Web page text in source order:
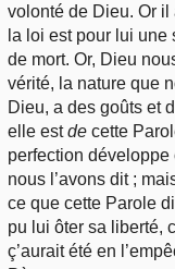
volonté de Dieu. Or
la loi est pour lui
de mort. Or, Dieu
vérité, la nature que
Dieu, a des goûts et
elle estde cette
perfection développe
nous l’avons dit ;
ce que cette Parole
pu lui ôter sa liberté,
ç’aurait été en